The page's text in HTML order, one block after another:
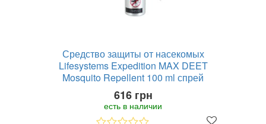
Средство защиты от насекомых
Lifesystems Expedition MAX DEET
Mosquito Repellent 100 ml спрей
616 грн
есть в наличии